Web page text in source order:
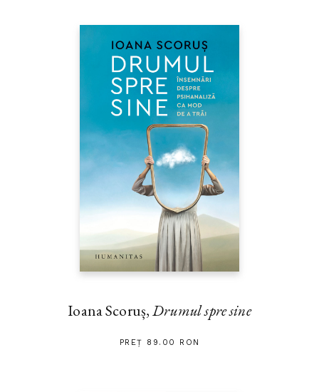
Ioana Scoruș,Drumul spre sine
PREȚ 89.00 RON